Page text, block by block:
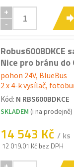
+
-
Robus600BDKCE
Nice pro bránu do
pohon 24V, BlueBus
2 x 4-k vysílač,
Kód: N RBS600BDKCE
SKLADEM (i na prodejně)
14 543 Kč / ks
12 019.01 Kč bez DPH